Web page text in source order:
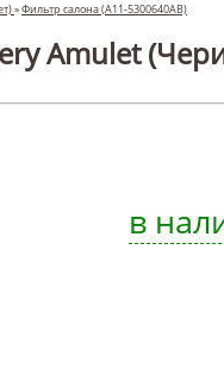
»Фильтр салона (A11-5300640AB)
Amulet
в